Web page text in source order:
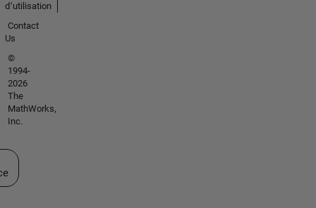
d՚utilisation
Contact
Us
©
1994-
2026
The
MathWorks,
Inc.
un site web